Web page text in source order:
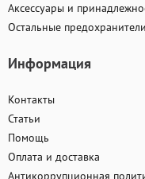
Аксессуары и
Остальные предохранители
Информация
Контакты
Статьи
Помощь
Оплата и доставка
Антикоррупционная